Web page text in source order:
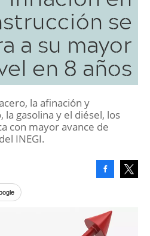
se
a su mayor
en 8 años
la afinación y
gasolina y el diésel, los
con mayor avance de
INEGI.